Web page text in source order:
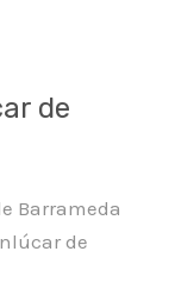
de
Barrameda
de